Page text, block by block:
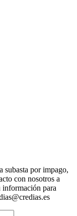
subasta por impago,
con nosotros a
información para